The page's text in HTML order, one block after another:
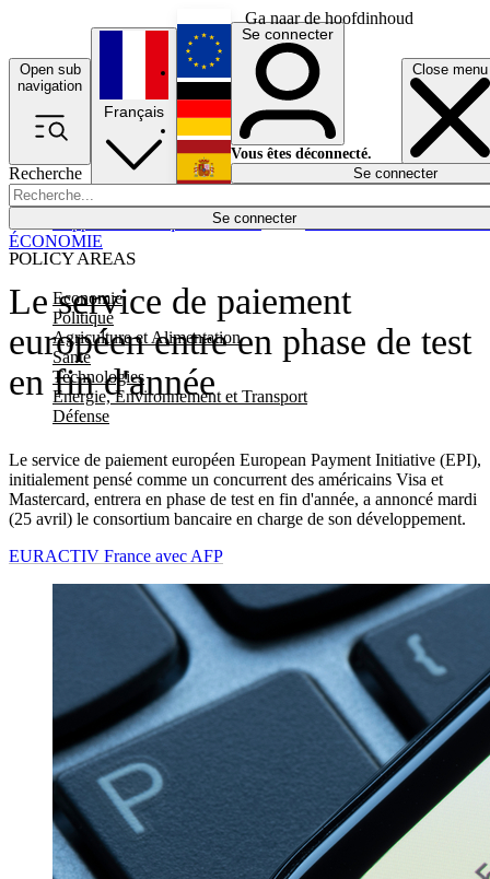
Ga naar de hoofdinhoud
Open sub
navigation
Close menu
Recherche
Se connecter
POLICY AREAS
Economie
Politique
Agriculture et Alimentation
Santé
Technologies
Energie, Environnement et Transport
Défense
Économie
Français
English
Deutsch
Español
Se connecter
Vous êtes déconnecté.
Se connecter
Le service de paiement
européen entre en phase de test
en fin d'année
Le service de paiement européen European Payment Initiative (EPI),
initialement pensé comme un concurrent des américains Visa et
Mastercard, entrera en phase de test en fin d'année, a annoncé mardi
(25 avril) le consortium bancaire en charge de son développement.
ÉCONOMIE
EURACTIV France avec AFP